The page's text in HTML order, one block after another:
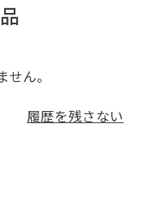
ん。
履歴を残さない